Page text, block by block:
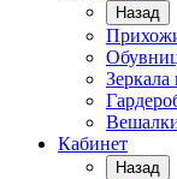
Назад
Кабинет
Назад